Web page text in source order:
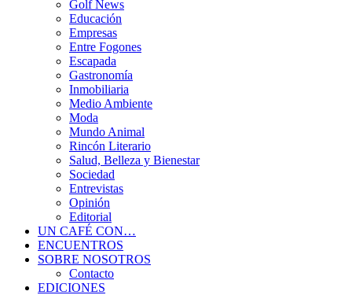
Golf News
Educación
Empresas
Entre Fogones
Escapada
Gastronomía
Inmobiliaria
Medio Ambiente
Moda
Mundo Animal
Rincón Literario
Salud, Belleza y Bienestar
Sociedad
Entrevistas
Opinión
Editorial
UN CAFÉ CON…
ENCUENTROS
SOBRE NOSOTROS
Contacto
EDICIONES